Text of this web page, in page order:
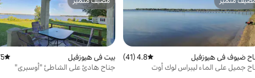
متميّز
ضيوف في هيوزفيل متوسط التقييم 4.8 من 5، 41 مراجعات
4.8 (41)
جميل على الماء ليبراس لوك أوت
مضيف متميّز
بيت في هيوزفيل متوسط
جناح هادئ على الشاطئ "أوسبري"